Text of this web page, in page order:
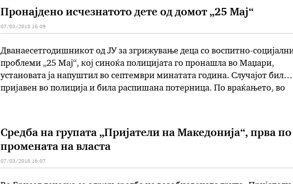
Пронајдено исчезнатото дете од домот „25 Мај“
07/03/2018 16:09
Дванаесетгодишникот од ЈУ за згрижување деца со воспитно-
проблеми „25 Мај“, кој синоќа полицијата го пронашла во Маџари,
установата ја напуштил во септември минатата година. Случајот бил
пријавен во полиција и била распишана потерница. По враќањето, во
Средба на групата „Пријатели на Македонија“, прва по
промената на власта
07/03/2018 16:07